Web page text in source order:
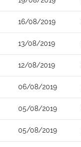
16/08/2019
13/08/2019
12/08/2019
06/08/2019
05/08/2019
05/08/2019